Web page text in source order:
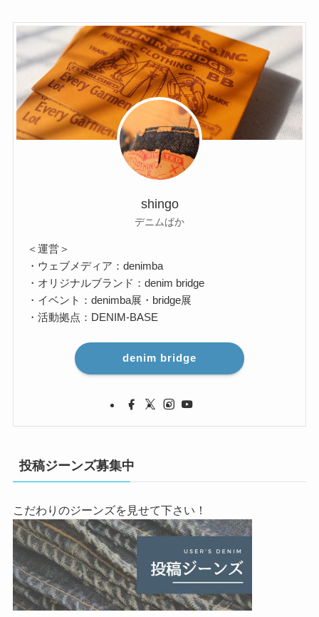
shingo
デニムばか
＜運営＞
・ウェブメディア：denimba
・オリジナルブランド：denim bridge
・イベント：denimba展・bridge展
・活動拠点：DENIM-BASE
denim bridge
投稿ジーンズ募集中
こだわりのジーンズを見せて下さい！